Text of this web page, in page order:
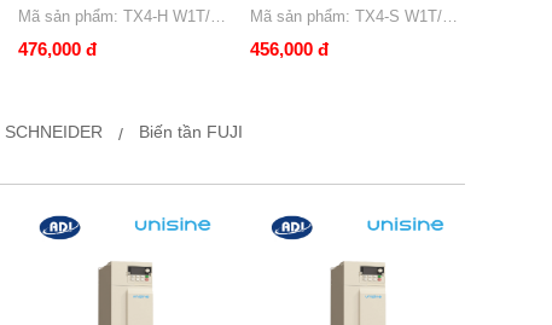
Mã sản phẩm: TX4-H W1T/R-
2
476,000 đ
Mã sản phẩm: TX4-S W1T/R-
2
456,000 đ
Biến tần FUJI